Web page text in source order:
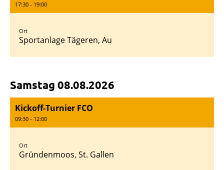
17:30 - 19:00
Ort
Sportanlage Tägeren, Au
Samstag 08.08.2026
Kickoff-Turnier FCO
09:30 - 12:00
Ort
Gründenmoos, St. Gallen